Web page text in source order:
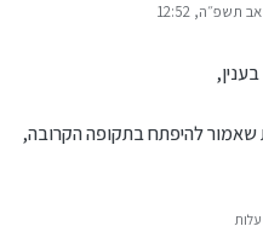
טען שאמור להיות בסוף הקיץ
תוך חודש
תשפ״ה, 12:52
על ידי
שאמור להיפתח בתקופה הקרובה,